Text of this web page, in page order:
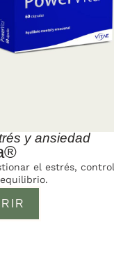
y ansiedad
el estrés,